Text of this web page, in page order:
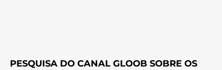
PESQUISA DO CANAL GLOOB SOBRE OS